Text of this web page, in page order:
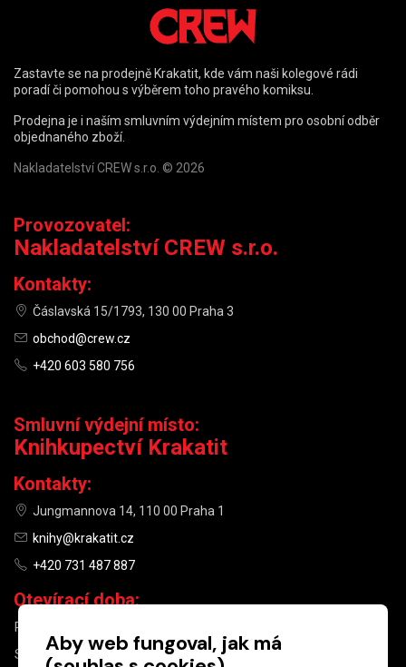
Zastavte se na prodejně Krakatit, kde vám naši kolegové rádi
poradí či pomohou s výběrem toho pravého komiksu.
Prodejna je i naším smluvním výdejním místem pro osobní odběr
objednaného zboží.
Nakladatelství CREW s.r.o. © 2026
Provozovatel:
Nakladatelství CREW s.r.o.
Kontakty:
Čáslavská 15/1793, 130 00 Praha 3
obchod@crew.cz
+420 603 580 756
Smluvní výdejní místo:
Knihkupectví Krakatit
Kontakty:
Jungmannova 14, 110 00 Praha 1
knihy@krakatit.cz
+420 731 487 887
Otevírací doba:
PO–PÁ
SO
10:00–13:00
Aby web fungoval, jak má